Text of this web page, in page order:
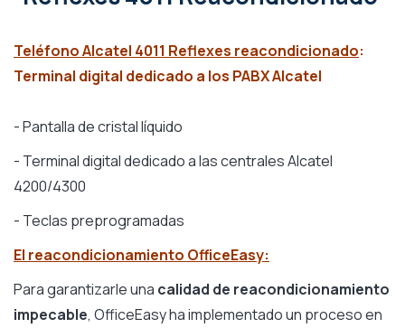
Teléfono Alcatel 4011 Reflexes reacondicionado:
Terminal digital dedicado a los PABX Alcatel
- Pantalla de cristal líquido
- Terminal digital dedicado a las centrales Alcatel
4200/4300
- Teclas preprogramadas
El reacondicionamiento OfficeEasy:
Para garantizarle una calidad de reacondicionamiento
impecable, OfficeEasy ha implementado un proceso en